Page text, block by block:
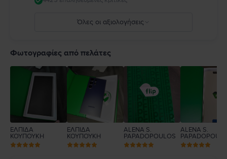
Όλες οι αξιολογήσεις
4
Φωτογραφίες από πελάτες
ΕΛΠΙΔΑ
ΚΟΥΠΟΥΚΗ
ΕΛΠΙΔΑ
ΚΟΥΠΟΥΚΗ
ALENA S.
PAPADOPOULOS
ALENA S.